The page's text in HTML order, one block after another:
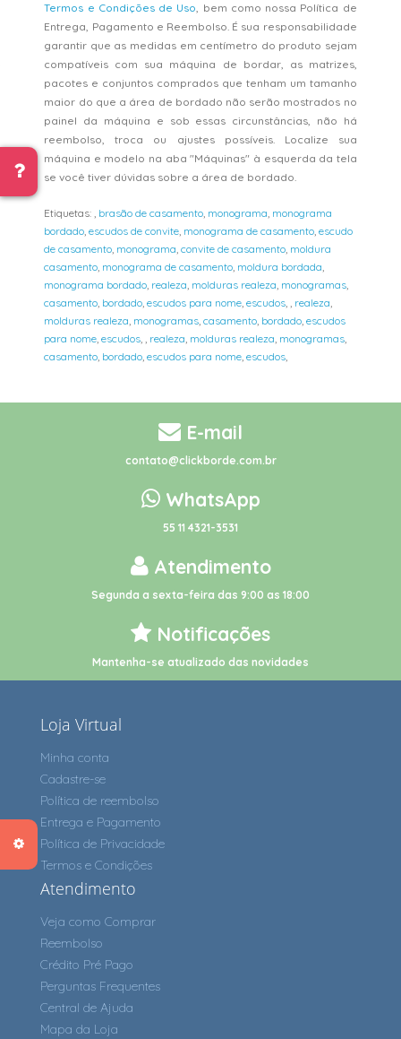
Termos e Condições de Uso, bem como nossa Política de
Entrega, Pagamento e Reembolso. É sua responsabilidade
garantir que as medidas em centímetro do produto sejam
compatíveis com sua máquina de bordar, as matrizes,
pacotes e conjuntos comprados que tenham um tamanho
maior do que a área de bordado não serão mostrados no
painel da máquina e sob essas circunstâncias, não há
reembolso, troca ou ajustes possíveis. Localize sua
máquina e modelo na aba "Máquinas" à esquerda da tela
se você tiver dúvidas sobre a área de bordado.
Etiquetas:, brasão de casamento, monograma, monograma
bordado,escudos de convite, monograma de casamento,escudo
de casamento, monograma,convite de casamento, moldura
casamento, monograma de casamento, moldura bordada,
monograma bordado, realeza, molduras realeza, monogramas,
casamento, bordado,escudos para nome,escudos,, realeza,
molduras realeza, monogramas,casamento, bordado,escudos
para nome,escudos,, realeza, molduras realeza, monogramas,
casamento, bordado,escudos para nome,escudos,
E-mail
contato@clickborde.com.br
WhatsApp
55 11 4321-3531
Atendimento
Segunda a sexta-feira das 9:00 as 18:00
Notificações
Mantenha-se atualizado das novidades
Loja Virtual
Minha conta
Cadastre-se
Política de reembolso
Entrega e Pagamento
Política de Privacidade
Termos e Condições
Atendimento
Veja como Comprar
Reembolso
Crédito Pré Pago
Perguntas Frequentes
Central de Ajuda
Mapa da Loja